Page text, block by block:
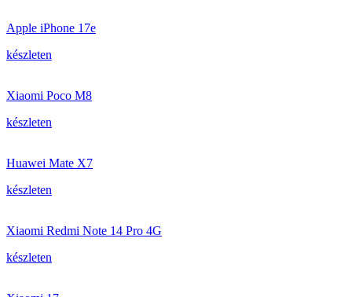
Apple iPhone 17e
készleten
Xiaomi Poco M8
készleten
Huawei Mate X7
készleten
Xiaomi Redmi Note 14 Pro 4G
készleten